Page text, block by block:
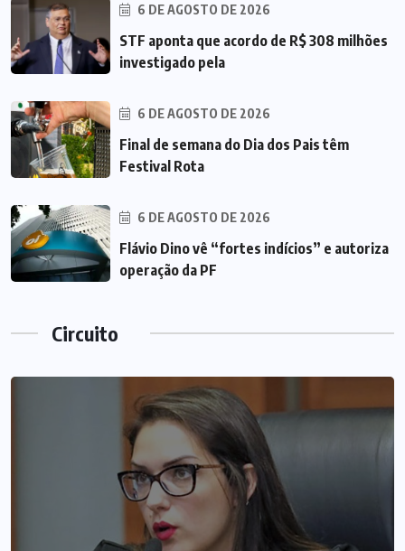
6 DE AGOSTO DE 2026
STF aponta que acordo de R$ 308 milhões
investigado pela
6 DE AGOSTO DE 2026
Final de semana do Dia dos Pais têm
Festival Rota
6 DE AGOSTO DE 2026
Flávio Dino vê “fortes indícios” e autoriza
operação da PF
Circuito